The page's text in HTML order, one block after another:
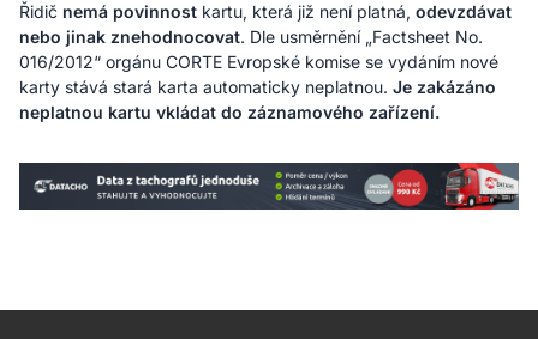
Řidič nemá povinnost kartu, která již není platná, odevzdávat
nebo jinak znehodnocovat. Dle usměrnění „Factsheet No.
016/2012“ orgánu CORTE Evropské komise se vydáním nové
karty stává stará karta automaticky neplatnou. Je zakázáno
neplatnou kartu vkládat do záznamového zařízení.